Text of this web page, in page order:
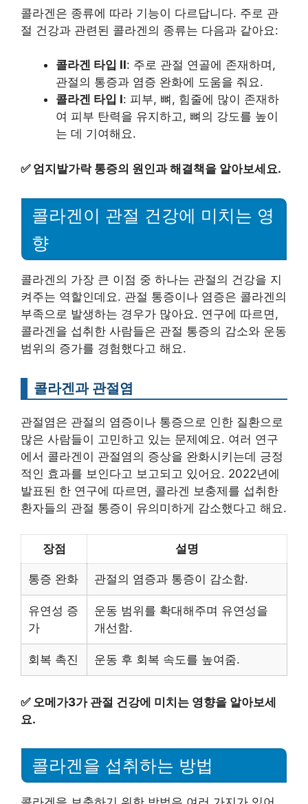
콜라겐은 종류에 따라 기능이 다르답니다. 주로 관
절 건강과 관련된 콜라겐의 종류는 다음과 같아요:
콜라겐 타입 II: 주로 관절 연골에 존재하며,
관절의 통증과 염증 완화에 도움을 줘요.
콜라겐 타입 I: 피부, 뼈, 힘줄에 많이 존재하
여 피부 탄력을 유지하고, 뼈의 강도를 높이
는 데 기여해요.
✅ 엄지발가락 통증의 원인과 해결책을 알아보세요.
콜라겐이 관절 건강에 미치는 영
향
콜라겐의 가장 큰 이점 중 하나는 관절의 건강을 지
켜주는 역할인데요. 관절 통증이나 염증은 콜라겐의
부족으로 발생하는 경우가 많아요. 연구에 따르면,
콜라겐을 섭취한 사람들은 관절 통증의 감소와 운동
범위의 증가를 경험했다고 해요.
콜라겐과 관절염
관절염은 관절의 염증이나 통증으로 인한 질환으로
많은 사람들이 고민하고 있는 문제예요. 여러 연구
에서 콜라겐이 관절염의 증상을 완화시키는데 긍정
적인 효과를 보인다고 보고되고 있어요. 2022년에
발표된 한 연구에 따르면, 콜라겐 보충제를 섭취한
환자들의 관절 통증이 유의미하게 감소했다고 해요.
장점 설명
통증 완화 관절의 염증과 통증이 감소함.
유연성 증
가
운동 범위를 확대해주며 유연성을
개선함.
회복 촉진 운동 후 회복 속도를 높여줌.
✅ 오메가3가 관절 건강에 미치는 영향을 알아보세
요.
콜라겐을 섭취하는 방법